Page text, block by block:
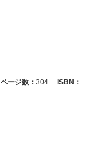
ページ数： 304
ISBN：